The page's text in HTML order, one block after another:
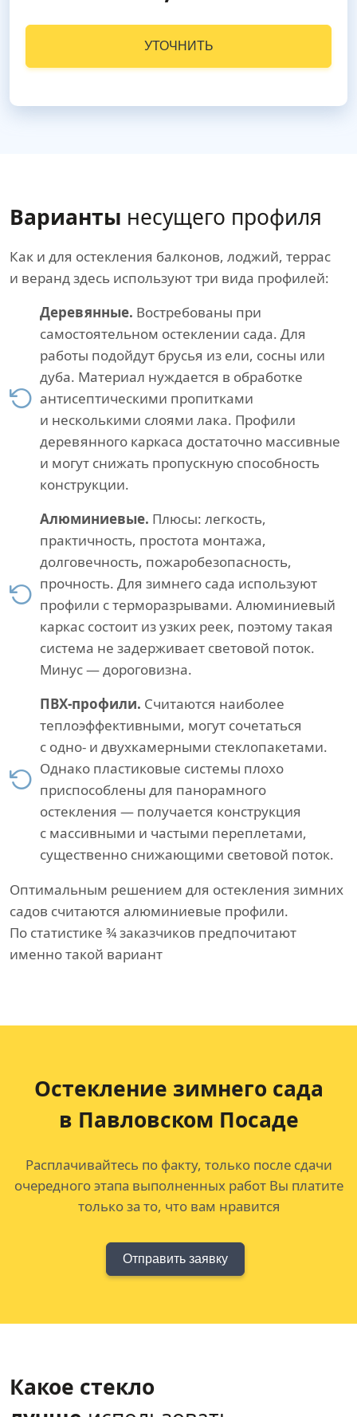
УТОЧНИТЬ
Варианты несущего профиля
Как и для остекления балконов, лоджий, террас
и веранд здесь используют три вида профилей:
Деревянные. Востребованы при
самостоятельном остеклении сада. Для
работы подойдут брусья из ели, сосны или
дуба. Материал нуждается в обработке
антисептическими пропитками
и несколькими слоями лака. Профили
деревянного каркаса достаточно массивные
и могут снижать пропускную способность
конструкции.
Алюминиевые. Плюсы: легкость,
практичность, простота монтажа,
долговечность, пожаробезопасность,
прочность. Для зимнего сада используют
профили с терморазрывами. Алюминиевый
каркас состоит из узких реек, поэтому такая
система не задерживает световой поток.
Минус — дороговизна.
ПВХ-профили. Считаются наиболее
теплоэффективными, могут сочетаться
с одно- и двухкамерными стеклопакетами.
Однако пластиковые системы плохо
приспособлены для панорамного
остекления — получается конструкция
с массивными и частыми переплетами,
существенно снижающими световой поток.
Оптимальным решением для остекления зимних
садов считаются алюминиевые профили.
По статистике ¾ заказчиков предпочитают
именно такой вариант
Остекление зимнего сада
в Павловском Посаде
Расплачивайтесь по факту, только после сдачи
очередного этапа выполненных работ Вы платите
только за то, что вам нравится
Отправить заявку
Какое стекло